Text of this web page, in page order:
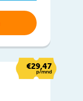
€29,47
p/mnd